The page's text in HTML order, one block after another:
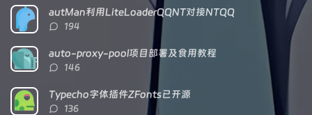
文
章
评
论
文
章
autMan利用LiteLoaderQQNT对接NTQQ
评
数：
194
auto-proxy-pool项目部署及食用教程
评
数：
146
Typecho字体插件ZFonts已开源
评
136